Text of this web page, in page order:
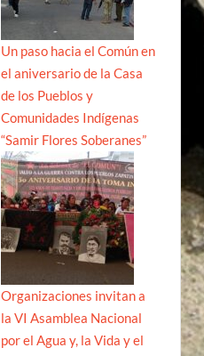
Un paso hacia el Común en
el aniversario de la Casa
de los Pueblos y
Comunidades Indígenas
“Samir Flores Soberanes”
Organizaciones invitan a
la VI Asamblea Nacional
por el Agua y, la Vida y el